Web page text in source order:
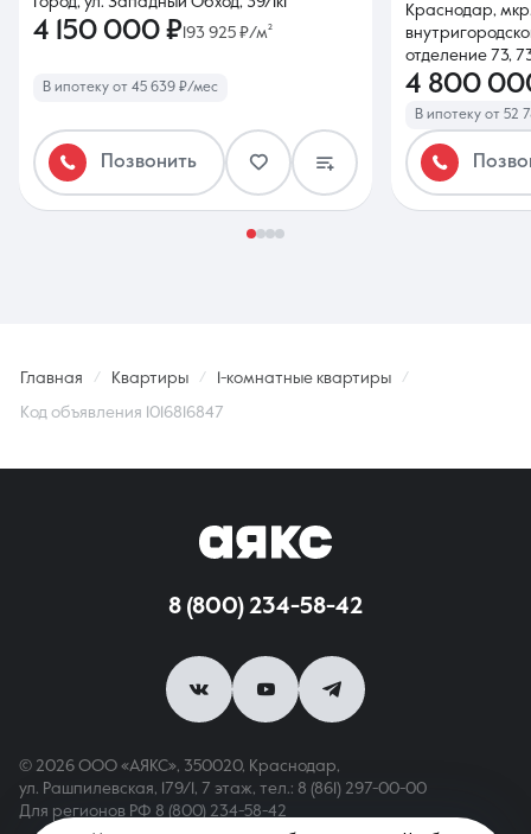
4 150 000 ₽193 925 ₽/м²
В ипотеку от 45 639 ₽/мес
Позвонить
Краснодар,
отделение 73,
4 800
В ипотеку от 52
Главная Квартиры 1-комнатные квартиры
Код объявления 1016816847
8 (800) 234-58-42
© 2026 ООО «АЯКС», 350020, Краснодар,
ул. Рашпилевская, 179/1, 7 этаж, тел.: 8 (861) 297-00-00
Для регионов РФ 8 (800) 234-58-42